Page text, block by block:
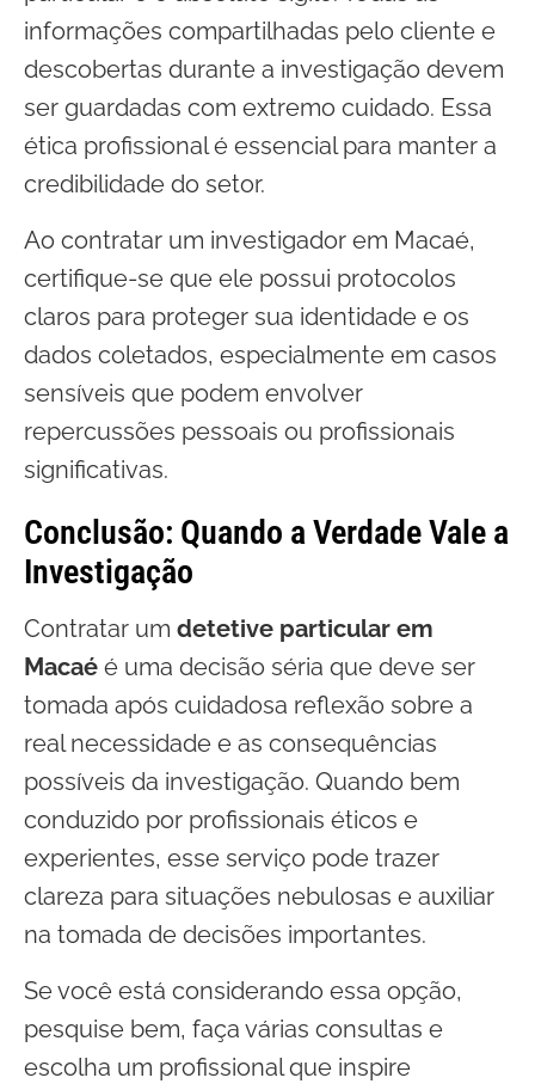
informações compartilhadas pelo cliente e
descobertas durante a investigação devem
ser guardadas com extremo cuidado. Essa
ética profissional é essencial para manter a
credibilidade do setor.
Ao contratar um investigador em Macaé,
certifique-se que ele possui protocolos
claros para proteger sua identidade e os
dados coletados, especialmente em casos
sensíveis que podem envolver
repercussões pessoais ou profissionais
significativas.
Conclusão: Quando a Verdade Vale a
Investigação
Contratar um detetive particular em
Macaé é uma decisão séria que deve ser
tomada após cuidadosa reflexão sobre a
real necessidade e as consequências
possíveis da investigação. Quando bem
conduzido por profissionais éticos e
experientes, esse serviço pode trazer
clareza para situações nebulosas e auxiliar
na tomada de decisões importantes.
Se você está considerando essa opção,
pesquise bem, faça várias consultas e
escolha um profissional que inspire